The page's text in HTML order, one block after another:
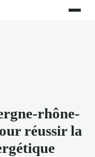
rhône-
réussir la